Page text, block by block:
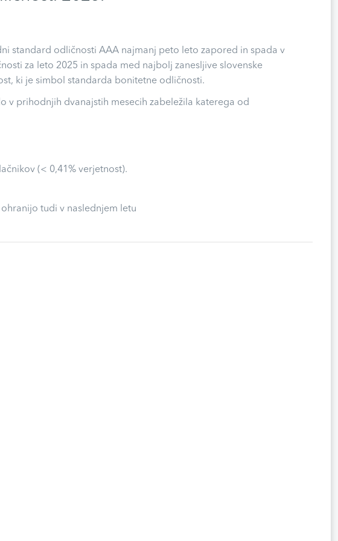
standard odličnosti AAA najmanj peto leto zapored in spada v
za leto 2025 in spada med najbolj zanesljive slovenske
ki je simbol standarda bonitetne odličnosti.
v prihodnjih dvanajstih mesecih zabeležila katerega od
(< 0,41% verjetnost).
tudi v naslednjem letu